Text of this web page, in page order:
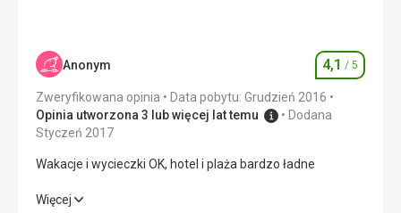
Wyżywienie 3,0/ 5
Zakwaterowanie 3,0
Okolica
Usługi
Cena
Anonym Ocena
4,1 / 5
Zweryfikowana opinia
Data pobytu: Grudzień 2016
Opinia utworzona 3 lub więcej lat temu
Dodana
Styczeń 2017
Wakacje i wycieczki OK, hotel i plaża bardzo ładne
Wakacje i wycieczki OK, hotel i plaża bardzo ładne
Więcej